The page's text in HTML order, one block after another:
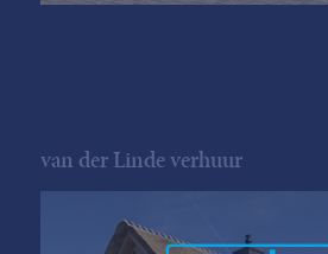
van der Linde verhuur